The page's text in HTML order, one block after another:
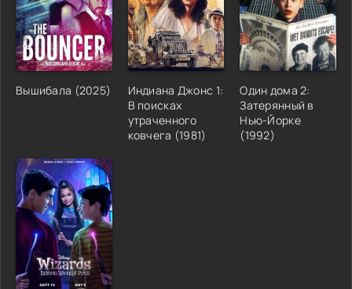
Вышибала (2025)
Индиана Джонс 1:
В поисках
утраченного
ковчега (1981)
Один дома 2:
Затерянный в
Нью-Йорке
(1992)